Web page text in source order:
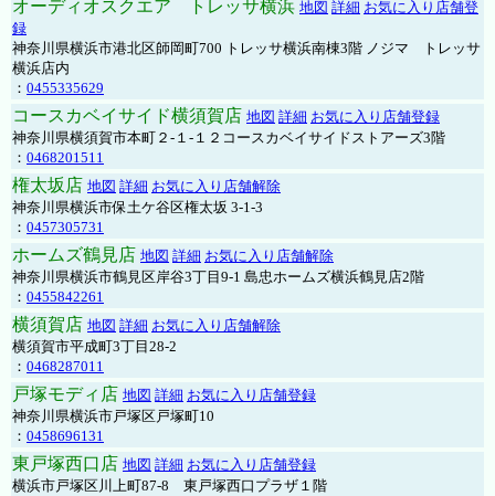
オーディオスクエア トレッサ横浜 地図 詳細 お気に入り店舗登
録
神奈川県横浜市港北区師岡町700 トレッサ横浜南棟3階 ノジマ トレッサ
横浜店内
： 0455335629
コースカベイサイド横須賀店 地図 詳細 お気に入り店舗登録
神奈川県横須賀市本町２-１-１２コースカベイサイドストアーズ3階
： 0468201511
権太坂店 地図 詳細 お気に入り店舗解除
神奈川県横浜市保土ケ谷区権太坂 3-1-3
： 0457305731
ホームズ鶴見店 地図 詳細 お気に入り店舗解除
神奈川県横浜市鶴見区岸谷3丁目9-1 島忠ホームズ横浜鶴見店2階
： 0455842261
横須賀店 地図 詳細 お気に入り店舗解除
横須賀市平成町3丁目28-2
： 0468287011
戸塚モディ店 地図 詳細 お気に入り店舗登録
神奈川県横浜市戸塚区戸塚町10
： 0458696131
東戸塚西口店 地図 詳細 お気に入り店舗登録
横浜市戸塚区川上町87-8 東戸塚西口プラザ１階